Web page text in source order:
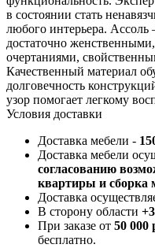
в состоянии стать
любого интерьера.
достаточно
очертаниями,
Качественный материал
долговечность
узор помогает легкому
Условия доставки
Доставка мебели -
Доставка мебели
согласованию
квартиры и сборка
Доставка
В сторону области
При заказе от 50 000
бесплатно.